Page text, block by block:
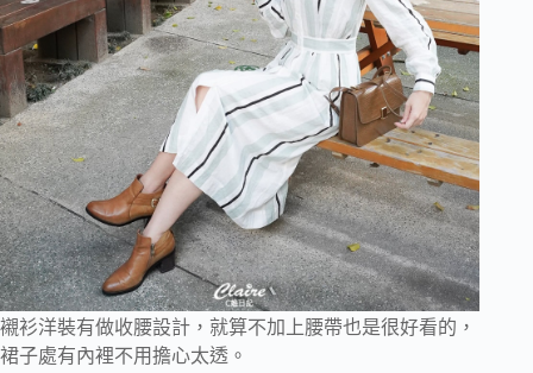
襯衫洋裝有做收腰設計，就算不加上腰帶也是很好看的，
裙子處有內裡不用擔心太透。